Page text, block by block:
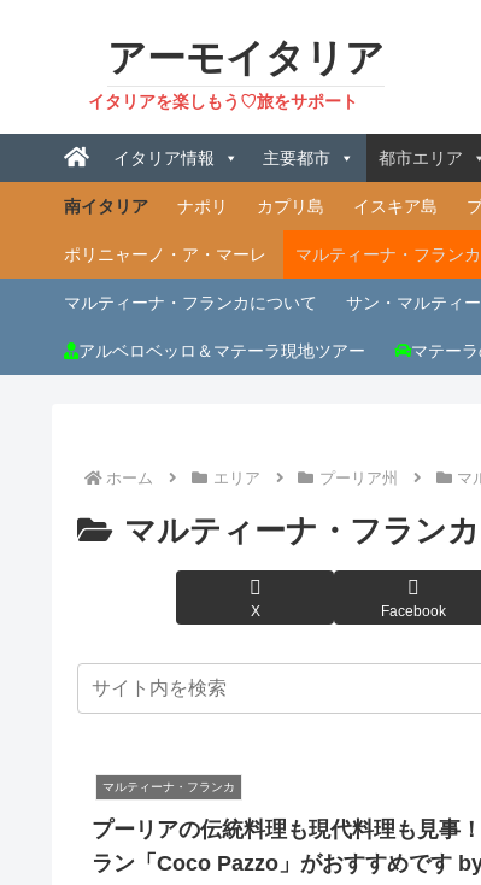
アーモイタリア
イタリアを楽しもう♡旅をサポート
イタリア情報 主要都市 都市エリア
南イタリア ナポリ カプリ島 イスキア島
ポリニャーノ・ア・マーレ マルティーナ・フランカ
マルティーナ・フランカについて サン・マルティ
アルベロベッロ＆マテーラ現地ツアー マテー
ホーム エリア プーリア州 マ
マルティーナ・フランカ
X Facebook
マルティーナ・フランカ
プーリアの伝統料理も現代料理も見事
ラン「Coco Pazzo」がおすすめです